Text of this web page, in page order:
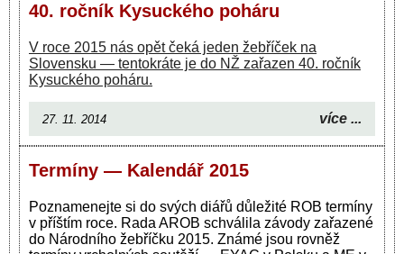
40. ročník Kysuckého poháru
V roce 2015 nás opět čeká jeden žebříček na
Slovensku — tentokráte je do NŽ zařazen 40. ročník
Kysuckého poháru.
27. 11. 2014 více ...
Termíny — Kalendář 2015
Poznamenejte si do svých diářů důležité ROB termíny
v příštím roce. Rada AROB schválila závody zařazené
do Národního žebříčku 2015. Známé jsou rovněž